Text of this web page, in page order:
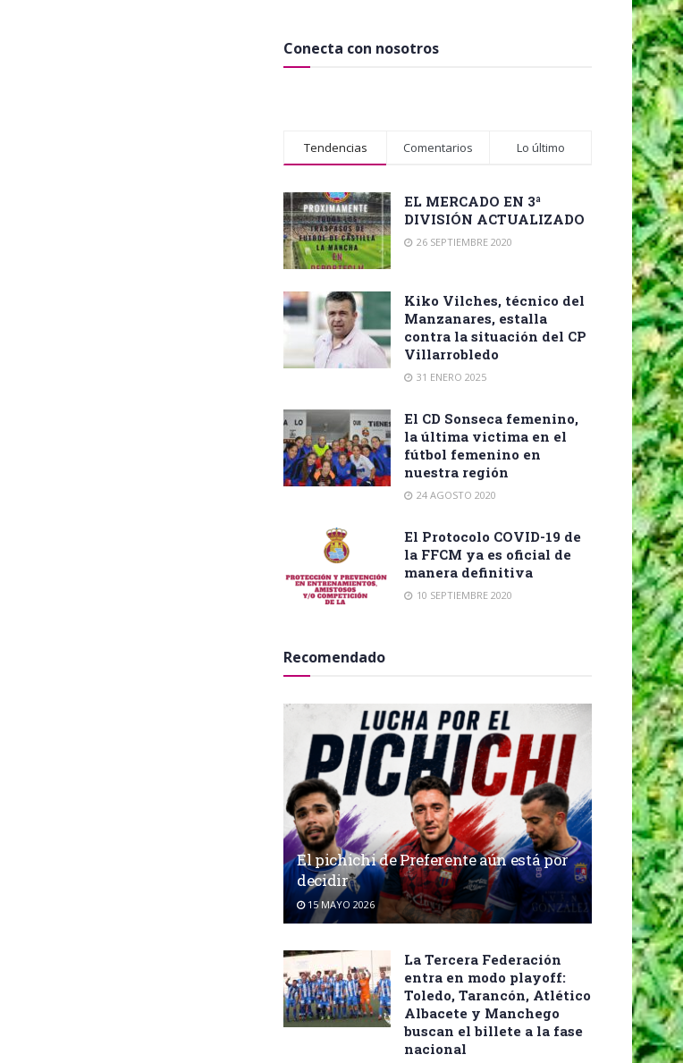
Conecta con nosotros
Tendencias Comentarios Lo último
EL MERCADO EN 3ª
DIVISIÓN ACTUALIZADO
26 SEPTIEMBRE 2020
Kiko Vilches, técnico del
Manzanares, estalla
contra la situación del CP
Villarrobledo
31 ENERO 2025
El CD Sonseca femenino,
la última victima en el
fútbol femenino en
nuestra región
24 AGOSTO 2020
El Protocolo COVID-19 de
la FFCM ya es oficial de
manera definitiva
10 SEPTIEMBRE 2020
Recomendado
El pichichi de Preferente aún está por
decidir
15 MAYO 2026
La Tercera Federación
entra en modo playoff:
Toledo, Tarancón, Atlético
Albacete y Manchego
buscan el billete a la fase
nacional